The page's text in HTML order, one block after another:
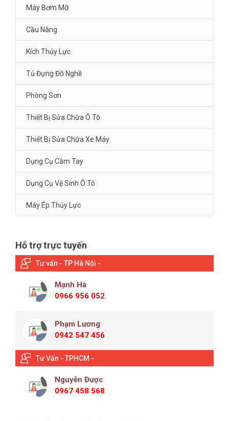
Máy Bơm Mỡ
Cầu Nâng
Kích Thủy Lực
Tủ Đựng Đồ Nghề
Phòng Sơn
Thiết Bị Sửa Chữa Ô Tô
Thiết Bị Sửa Chữa Xe Máy
Dụng Cụ Cầm Tay
Dụng Cụ Vệ Sinh Ô Tô
Máy Ép Thủy Lực
Hỗ trợ trực tuyến
Tư vấn - TP Hà Nội -
Mạnh Hà
0966 956 052
Phạm Lương
0942 547 456
Tư Vấn - TPHCM -
Nguyễn Được
0967 458 568